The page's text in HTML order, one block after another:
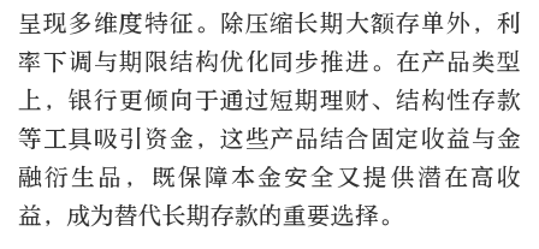
呈现多维度特征。除压缩长期大额存单外，利
率下调与期限结构优化同步推进。在产品类型
上，银行更倾向于通过短期理财、结构性存款
等工具吸引资金，这些产品结合固定收益与金
融衍生品，既保障本金安全又提供潜在高收
益，成为替代长期存款的重要选择。